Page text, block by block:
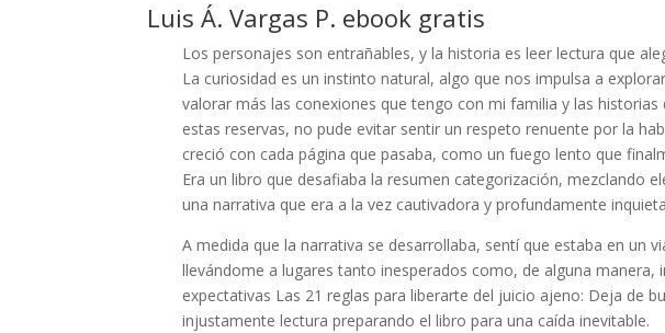
Luis Á. Vargas P. ebook gratis
Los personajes son entrañables, y la historia es leer lectura que
La curiosidad es un instinto natural, algo que nos impulsa a
valorar más las conexiones que tengo con mi familia y las
estas reservas, no pude evitar sentir un respeto renuente por la
creció con cada página que pasaba, como un fuego lento que
Era un libro que desafiaba la resumen categorización, mezclando
una narrativa que era a la vez cautivadora y profundamente
A medida que la narrativa se desarrollaba, sentí que estaba en un
llevándome a lugares tanto inesperados como, de alguna manera,
expectativas Las 21 reglas para liberarte del juicio ajeno: Deja de
injustamente lectura preparando el libro para una caída inevitable.